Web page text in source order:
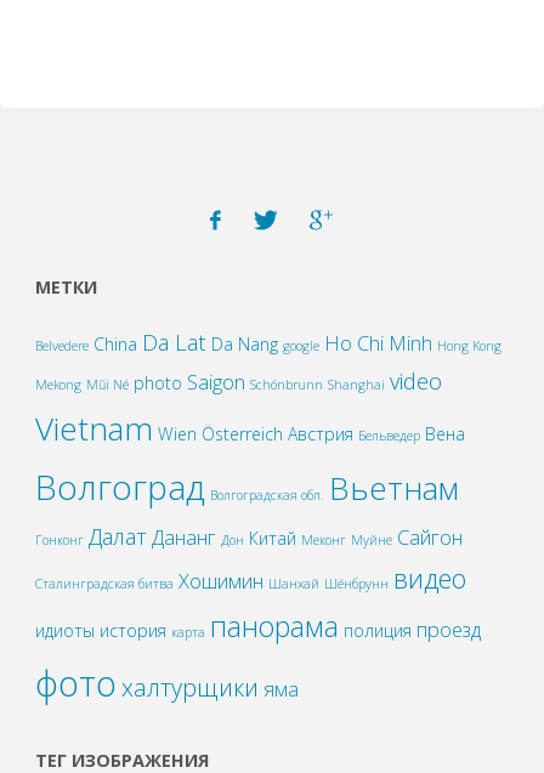
МЕТКИ
Belvedere China Da Lat Da Nang google Ho Chi Minh Hong Kong
Mekong Mũi Né photo Saigon Schönbrunn Shanghai video
Vietnam Wien Österreich Австрия Бельведер Вена
Волгоград Волгоградская обл. Вьетнам
Гонконг ДалатДананг Дон Китай Меконг Муйне Сайгон
Сталинградская битва Хошимин Шанхай Шёнбрунн видео
идиоты история карта панорама полиция проезд
фотохалтурщики яма
ТЕГ ИЗОБРАЖЕНИЯ